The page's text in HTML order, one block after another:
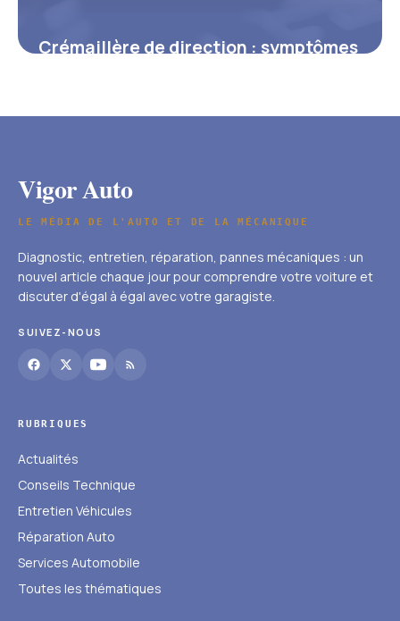
Crémaillère de direction : symptômes
Vigor Auto
LE MÉDIA DE L'AUTO ET DE LA MÉCANIQUE
Diagnostic, entretien, réparation, pannes mécaniques : un
nouvel article chaque jour pour comprendre votre voiture et
discuter d'égal à égal avec votre garagiste.
SUIVEZ-NOUS
RUBRIQUES
Actualités
Conseils Technique
Entretien Véhicules
Réparation Auto
Services Automobile
Toutes les thématiques